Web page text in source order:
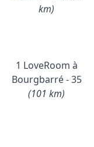
km)
1 LoveRoom à
Bourgbarré - 35
(101 km)